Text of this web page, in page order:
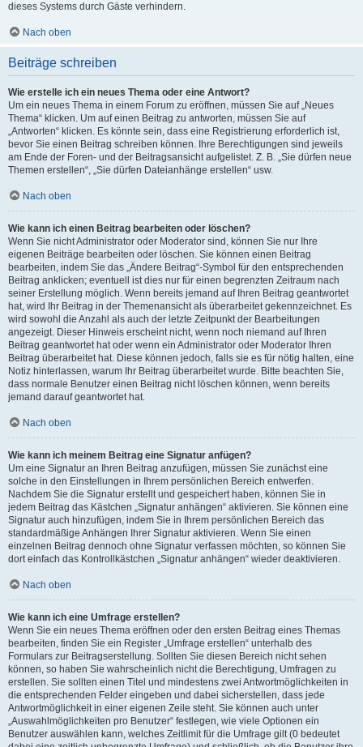
dieses Systems durch Gäste verhindern.
Nach oben
Beiträge schreiben
Wie erstelle ich ein neues Thema oder eine Antwort?
Um ein neues Thema in einem Forum zu eröffnen, müssen Sie auf „Neues
Thema“ klicken. Um auf einen Beitrag zu antworten, müssen Sie auf
„Antworten“ klicken. Es könnte sein, dass eine Registrierung erforderlich ist,
bevor Sie einen Beitrag schreiben können. Ihre Berechtigungen sind jeweils
am Ende der Foren- und der Beitragsansicht aufgelistet. Z. B. „Sie dürfen neue
Themen erstellen“, „Sie dürfen Dateianhänge erstellen“ usw.
Nach oben
Wie kann ich einen Beitrag bearbeiten oder löschen?
Wenn Sie nicht Administrator oder Moderator sind, können Sie nur Ihre
eigenen Beiträge bearbeiten oder löschen. Sie können einen Beitrag
bearbeiten, indem Sie das „Ändere Beitrag“-Symbol für den entsprechenden
Beitrag anklicken; eventuell ist dies nur für einen begrenzten Zeitraum nach
seiner Erstellung möglich. Wenn bereits jemand auf Ihren Beitrag geantwortet
hat, wird Ihr Beitrag in der Themenansicht als überarbeitet gekennzeichnet. Es
wird sowohl die Anzahl als auch der letzte Zeitpunkt der Bearbeitungen
angezeigt. Dieser Hinweis erscheint nicht, wenn noch niemand auf Ihren
Beitrag geantwortet hat oder wenn ein Administrator oder Moderator Ihren
Beitrag überarbeitet hat. Diese können jedoch, falls sie es für nötig halten, eine
Notiz hinterlassen, warum Ihr Beitrag überarbeitet wurde. Bitte beachten Sie,
dass normale Benutzer einen Beitrag nicht löschen können, wenn bereits
jemand darauf geantwortet hat.
Nach oben
Wie kann ich meinem Beitrag eine Signatur anfügen?
Um eine Signatur an Ihren Beitrag anzufügen, müssen Sie zunächst eine
solche in den Einstellungen in Ihrem persönlichen Bereich entwerfen.
Nachdem Sie die Signatur erstellt und gespeichert haben, können Sie in
jedem Beitrag das Kästchen „Signatur anhängen“ aktivieren. Sie können eine
Signatur auch hinzufügen, indem Sie in Ihrem persönlichen Bereich das
standardmäßige Anhängen Ihrer Signatur aktivieren. Wenn Sie einen
einzelnen Beitrag dennoch ohne Signatur verfassen möchten, so können Sie
dort einfach das Kontrollkästchen „Signatur anhängen“ wieder deaktivieren.
Nach oben
Wie kann ich eine Umfrage erstellen?
Wenn Sie ein neues Thema eröffnen oder den ersten Beitrag eines Themas
bearbeiten, finden Sie ein Register „Umfrage erstellen“ unterhalb des
Formulars zur Beitragserstellung. Sollten Sie diesen Bereich nicht sehen
können, so haben Sie wahrscheinlich nicht die Berechtigung, Umfragen zu
erstellen. Sie sollten einen Titel und mindestens zwei Antwortmöglichkeiten in
die entsprechenden Felder eingeben und dabei sicherstellen, dass jede
Antwortmöglichkeit in einer eigenen Zeile steht. Sie können auch unter
„Auswahlmöglichkeiten pro Benutzer“ festlegen, wie viele Optionen ein
Benutzer auswählen kann, welches Zeitlimit für die Umfrage gilt (0 bedeutet